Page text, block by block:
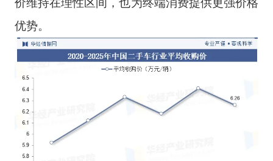
优势。